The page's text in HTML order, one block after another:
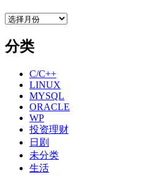
存
分类
C/C++
LINUX
MYSQL
ORACLE
WP
投资理财
日剧
未分类
生活